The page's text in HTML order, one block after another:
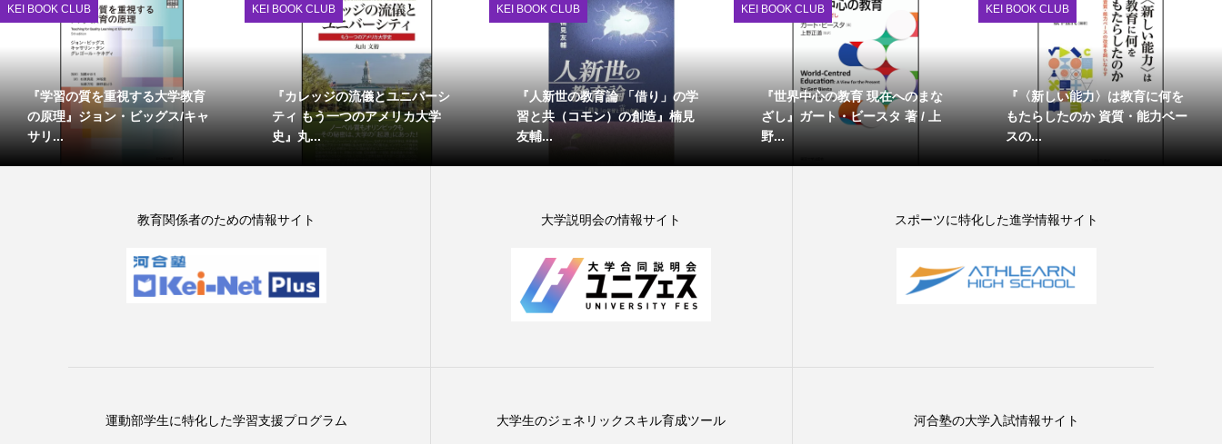
KEI BOOK CLUB
『学習の質を重視する大学教育
の原理』ジョン・ビッグス/キャ
サリ...
KEI BOOK CLUB
『カレッジの流儀とユニバーシ
ティ もう一つのアメリカ大学
史』丸...
KEI BOOK CLUB
『人新世の教育論 「借り」の学
習と共（コモン）の創造』楠見
友輔...
KEI BOOK CLUB
『世界中心の教育 現在へのまな
ざし』ガート・ビースタ 著 / 上
野...
KEI BOOK CLUB
『〈新しい能力〉は教育に何を
もたらしたのか 資質・能力ベー
スの...
教育関係者のための情報サイト 大学説明会の情報サイト スポーツに特化した進学情報サイト
運動部学生に特化した学習支援プログラム 大学生のジェネリックスキル育成ツール 河合塾の大学入試情報サイト